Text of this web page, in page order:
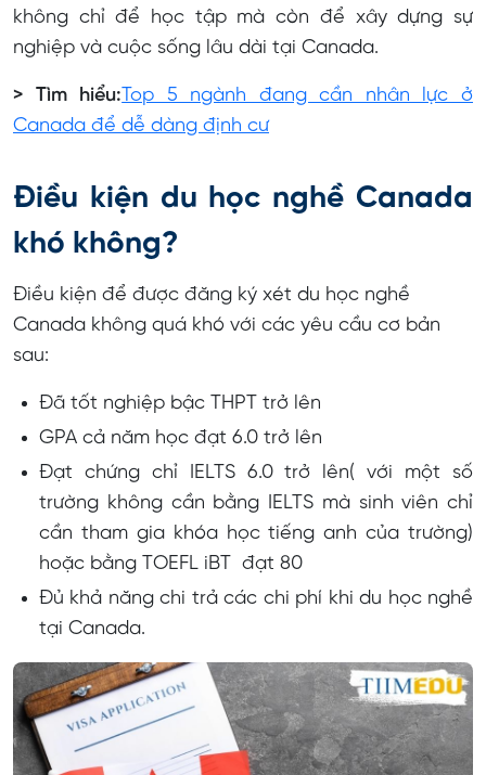
không chỉ để học tập mà còn để xây dựng sự
nghiệp và cuộc sống lâu dài tại Canada.
> Tìm hiểu: Top 5 ngành đang cần nhân lực ở
Canada để dễ dàng định cư
Điều kiện du học nghề Canada
khó không?
Điều kiện để được đăng ký xét du học nghề
Canada không quá khó với các yêu cầu cơ bản
sau:
Đã tốt nghiệp bậc THPT trở lên
GPA cả năm học đạt 6.0 trở lên
Đạt chứng chỉ IELTS 6.0 trở lên( với một số
trường không cần bằng IELTS mà sinh viên chỉ
cần tham gia khóa học tiếng anh của trường)
hoặc bằng TOEFL iBT đạt 80
Đủ khả năng chi trả các chi phí khi du học nghề
tại Canada.